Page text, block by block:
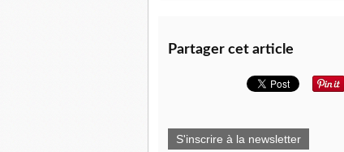
Partager cet article
S'inscrire à la newsletter